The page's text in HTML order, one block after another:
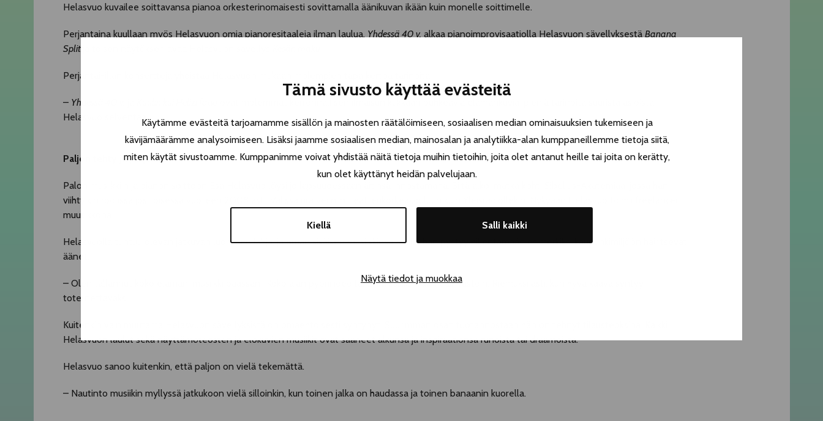
Tämä sivusto käyttää evästeitä
Käytämme evästeitä tarjoamamme sisällön ja mainosten räätälöimiseen, sosiaalisen median ominaisuuksien tukemiseen ja
kävijämäärämme analysoimiseen. Lisäksi jaamme sosiaalisen median, mainosalan ja analytiikka-alan kumppaneillemme tietoja siitä,
miten käytät sivustoamme. Kumppanimme voivat yhdistää näitä tietoja muihin tietoihin, joita olet antanut heille tai joita on kerätty,
kun olet käyttänyt heidän palvelujaan.
Kiellä Salli kaikki
Näytä tiedot ja muokkaa
Helasvuo kuvailee soittavansa pianoa orkesterinomaisesti sovittamalla äänikuvan ikään kuin monelle soittimelle.
Perjantaina kuullaan myös Helasvuon omia pianoresitaaleja ilman laulua. Yhdessä 40 v. alkaa pianoimprovisaatiolla Helasvuon sävellyksestä Banana
Split
Perjantai-illan konsertteja yhdistää Helasvuon mukaan molempien tapa kertoa tarinoita.
– Yhdessä 40 v.
ovat molemmat kerronnallisen ilmaisun kukkaan puhkeavia elämänkuvia, pieniä tarinoita suurista asioista,
Helasvuo selventää.
Paljon tehty ja paljon tehtävää
Palon musiikkiin ja pianon soittoon Esa Helasvuo löysi jo lapsuudessaan äitinsä innostamana. Siitä alkoi matka kohti Sibelius-Akatemiaa, jossa hän
viihtyikin roolissa jos toisessa vuoteen 2008 asti. Välissä ura vei niin Teatterikorkeakouluun kuin Yleisradiollekin. Nykyään Helasvuo toimii freelancer-
muusikkona.
Helasvuolla tuntuu olevan jatkuvan luomisen lahja, ja oman sisäisen musiikkinsa avulla hän pystyy hiljentämään esimerkiksi kaupunkimiljöön häiritsevät
äänet.
– Olen tallannut koko elämäni musiikki päässäni. Koko ajan pyörii ideoita. Ei stressiksi vaan päinvastoin. Riemuksi asti, kun hyvä kaava syntyy
toteutettavaksi.
Kuitenkin vain muutama Helasvuon sävellyksistä on omaehtoisesti syntynyt. Suurimman osan tuotannostaan hän on tehnyt tilausteoksina. Kaikki
Helasvuon laulut sekä näyttämöteosten ja elokuvien musiikit ovat saaneet alkunsa ja inspiraationsa runoista tai draamoista.
Helasvuo sanoo kuitenkin, että paljon on vielä tekemättä.
– Nautinto musiikin myllyssä jatkukoon vielä silloinkin, kun toinen jalka on haudassa ja toinen banaanin kuorella.